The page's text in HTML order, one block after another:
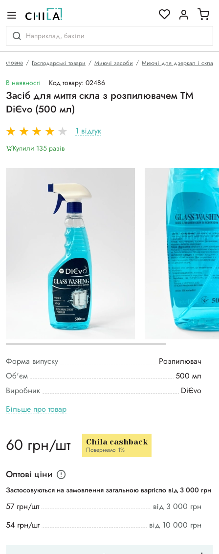
Головна Господарські товари Миючі засоби Миючі для дзеркал і скла
В наявності Код товару: 02486
Засіб для миття скла з розпилювачем ТМ
DiЄvo (500 мл)
1 відгук
Купили 135 разiв
Форма випуску
Розпилювач
Об'єм
500 мл
Виробник
DiЄvo
Більше про товар
60 грн/шт Chila cashback
Повернемо 1%
Оптові ціни
Застосовуються на замовлення загальною вартістю від 3 000 грн
57 грн/шт
від 3 000 грн
54 грн/шт
від 10 000 грн
гамі